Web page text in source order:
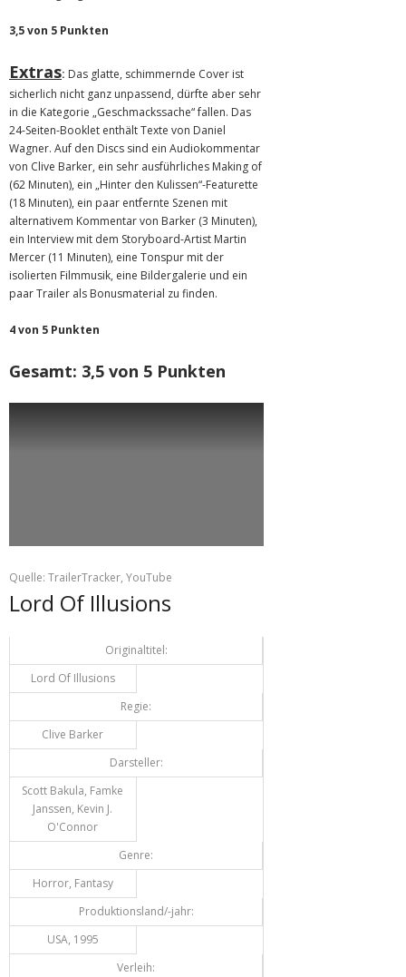
3,5 von 5 Punkten
Extras: Das glatte, schimmernde Cover ist
sicherlich nicht ganz unpassend, dürfte aber sehr
in die Kategorie „Geschmackssache“ fallen. Das
24-Seiten-Booklet enthält Texte von Daniel
Wagner. Auf den Discs sind ein Audiokommentar
von Clive Barker, ein sehr ausführliches Making of
(62 Minuten), ein „Hinter den Kulissen“-Featurette
(18 Minuten), ein paar entfernte Szenen mit
alternativem Kommentar von Barker (3 Minuten),
ein Interview mit dem Storyboard-Artist Martin
Mercer (11 Minuten), eine Tonspur mit der
isolierten Filmmusik, eine Bildergalerie und ein
paar Trailer als Bonusmaterial zu finden.
4 von 5 Punkten
Gesamt: 3,5 von 5 Punkten
Quelle: TrailerTracker, YouTube
Lord Of Illusions
Originaltitel:
Lord Of Illusions
Regie:
Clive Barker
Darsteller:
Scott Bakula, Famke
Janssen, Kevin J.
O'Connor
Genre:
Horror, Fantasy
Produktionsland/-jahr:
USA, 1995
Verleih: